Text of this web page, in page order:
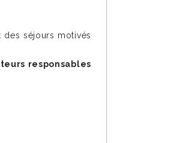
des séjours motivés
responsables